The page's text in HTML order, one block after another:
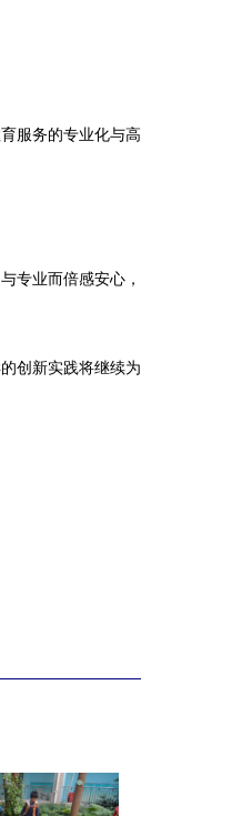
服务的专业化与高
专业而倍感安心，
创新实践将继续为